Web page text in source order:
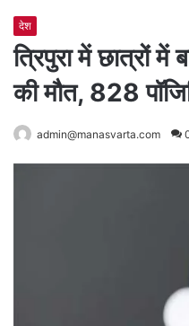
देश
त्रिपुरा में छात्रों
की मौत, 828
admin@manasvarta.com